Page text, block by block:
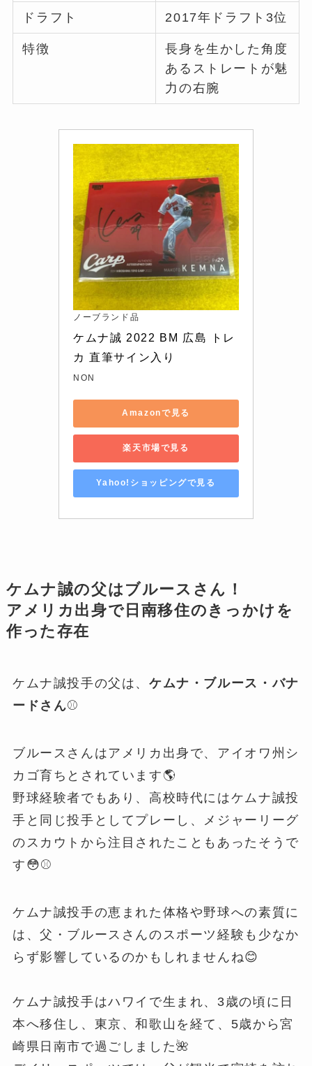
ドラフト 2017年ドラフト3位
特徴
長身を生かした角度
あるストレートが魅
力の右腕
ノーブランド品
ケムナ誠 2022 BM 広島 トレ
カ 直筆サイン入り
NON
Amazonで見る
楽天市場で見る
Yahoo!ショッピングで見る
ケムナ誠の父はブルースさん！
アメリカ出身で日南移住のきっかけを
作った存在
ケムナ誠投手の父は、ケムナ・ブルース・バナ
ードさん⚾️
ブルースさんはアメリカ出身で、アイオワ州シ
カゴ育ちとされています🌎
野球経験者でもあり、高校時代にはケムナ誠投
手と同じ投手としてプレーし、メジャーリーグ
のスカウトから注目されたこともあったそうで
す😳⚾️
ケムナ誠投手の恵まれた体格や野球への素質に
は、父・ブルースさんのスポーツ経験も少なか
らず影響しているのかもしれませんね😊
ケムナ誠投手はハワイで生まれ、3歳の頃に日
本へ移住し、東京、和歌山を経て、5歳から宮
崎県日南市で過ごしました🌺